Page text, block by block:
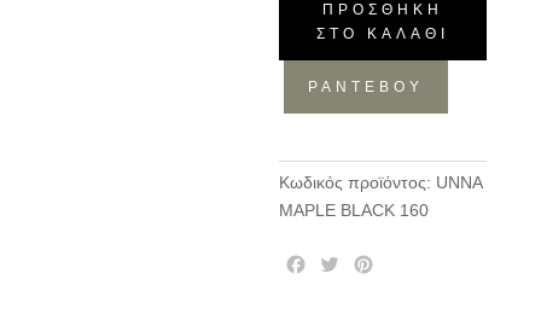
ποσότητα
ΠΡΟΣΘΉΚΗ
ΣΤΟ ΚΑΛΆΘΙ
ΡΑΝΤΕΒΟΥ
Κωδικός προϊόντος: UNNA
MAPLE BLACK 160
T